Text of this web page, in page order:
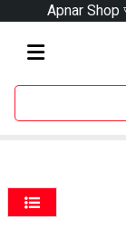
Apnar Shop